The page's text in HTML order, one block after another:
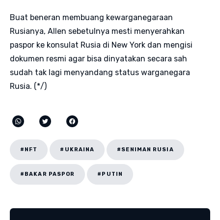
Buat beneran membuang kewarganegaraan
Rusianya, Allen sebetulnya mesti menyerahkan
paspor ke konsulat Rusia di New York dan mengisi
dokumen resmi agar bisa dinyatakan secara sah
sudah tak lagi menyandang status warganegara
Rusia. (*/)
#NFT #UKRAINA #SENIMAN RUSIA
#BAKAR PASPOR #PUTIN